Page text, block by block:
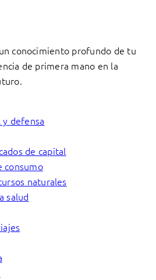
conocimiento profundo de tu
de primera mano en la
y defensa
de capital
consumo
naturales
salud